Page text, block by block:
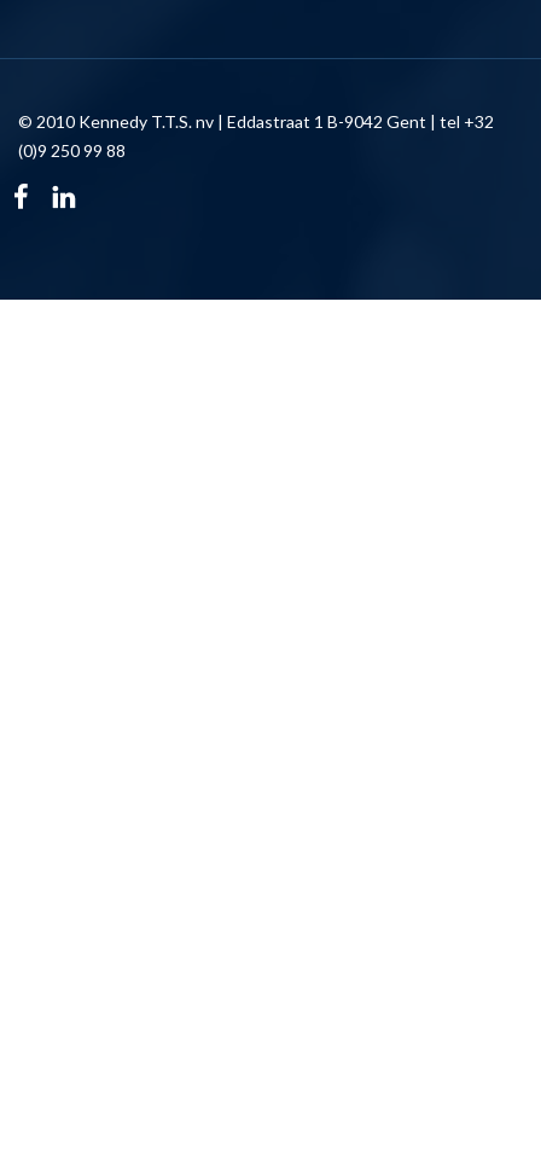
© 2010 Kennedy T.T.S. nv | Eddastraat 1 B-9042 Gent | tel +32
(0)9 250 99 88